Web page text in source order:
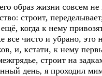
образ жизни совсем
строит,
когда к нему
все чисто и убрано, это
и, кстати, к нему
строит на
день, я проходил